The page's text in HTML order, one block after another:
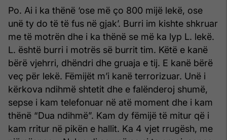
Po. Ai i ka thënë ‘ose më ço 800 mijë lekë, ose
unë ty do të të fus në gjak’. Burri im kishte shkruar
me të motrën dhe i ka thënë se më ka lyp L. lekë.
L. është burri i motrës së burrit tim. Këtë e kanë
bërë vjehrri, dhëndri dhe gruaja e tij. E kanë bërë
veç për lekë. Fëmijët m’i kanë terrorizuar. Unë i
kërkova ndihmë shtetit dhe e falënderoj shumë,
sepse i kam telefonuar në atë moment dhe i kam
thënë “Dua ndihmë”. Kam dy fëmijë të mitur që i
kam rritur në pikën e hallit. Ka 4 vjet rrugësh, me